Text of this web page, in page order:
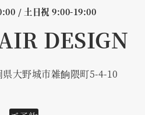
/ 土日祝 9:00-19:00
DESIGN
大野城市雑餉隈町5-4-10